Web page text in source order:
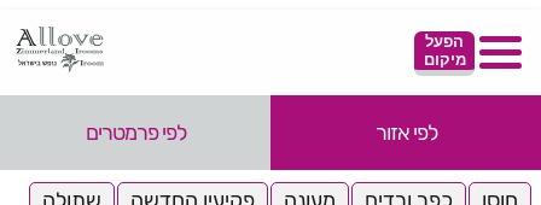
הפעל
מיקום
לפי אזור לפי פרמטרים